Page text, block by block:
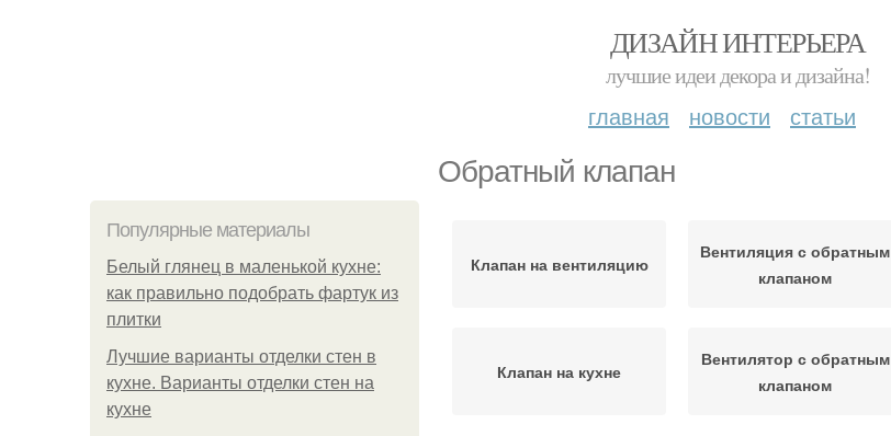
ДИЗАЙН ИНТЕРЬЕРА
лучшие идеи декора и дизайна!
главная новости статьи
Обратный клапан
Популярные материалы
Белый глянец в маленькой кухне:
как правильно подобрать фартук из
плитки
Лучшие варианты отделки стен в
кухне. Варианты отделки стен на
кухне
Клапан на вентиляцию
Вентиляция с обратным
клапаном
Клапан на кухне
Вентилятор с обратным
клапаном